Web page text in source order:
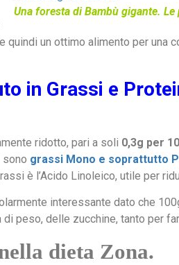
Una foresta di Bambù gigante.
e quindi un ottimo alimento per una
in Grassi e
ridotto, pari a soli 0,3g per
sono grassi Mono e soprattutto
è l’Acido Linoleico, utile per
interessante dato che
peso, delle zucchine, tanto per
dieta Zona.